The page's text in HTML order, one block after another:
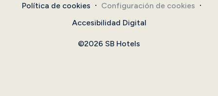
Política de cookies
Configuración de cookies
Accesibilidad Digital
©2026 SB Hotels